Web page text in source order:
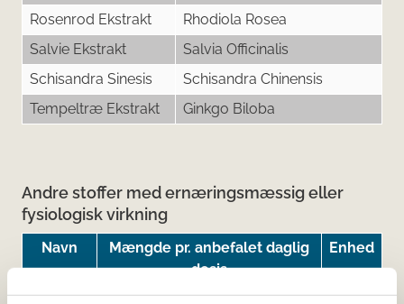
Rosenrod Ekstrakt
Rhodiola Rosea
Salvie Ekstrakt
Salvia Officinalis
Schisandra Sinesis
Schisandra Chinensis
Tempeltræ Ekstrakt
Ginkgo Biloba
Andre stoffer med ernæringsmæssig eller
fysiologisk virkning
Navn
Mængde pr. anbefalet daglig
dosis
Enhed
Citicoline 125 mg